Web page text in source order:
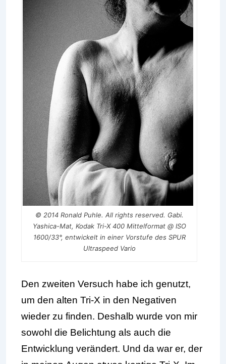
© 2014 Ronald Puhle. All rights reserved. Gabi.
Yashica-Mat, Kodak Tri-X 400 Mittelformat @ ISO
1600/33°, entwickelt in einer Vorstufe des SPUR
Ultraspeed Vario
Den zweiten Versuch habe ich genutzt,
um den alten Tri-X in den Negativen
wieder zu finden. Deshalb wurde von mir
sowohl die Belichtung als auch die
Entwicklung verändert. Und da war er, der